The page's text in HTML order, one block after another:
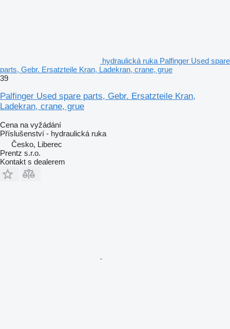
hydraulická ruka Palfinger Used spare
parts, Gebr. Ersatzteile Kran, Ladekran, crane, grue
39
Palfinger Used spare parts, Gebr. Ersatzteile Kran,
Ladekran, crane, grue
Cena na vyžádání
Příslušenství - hydraulická ruka
Česko, Liberec
Prentz s.r.o.
Kontakt s dealerem